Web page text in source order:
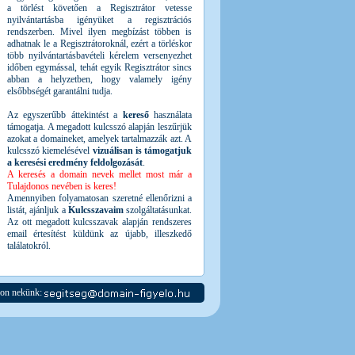
a törlést követően a Regisztrátor vetesse
nyilvántartásba igényüket a regisztrációs
rendszerben. Mivel ilyen megbízást többen is
adhatnak le a Regisztrátoroknál, ezért a törléskor
több nyilvántartásbavételi kérelem versenyezhet
időben egymással, tehát egyik Regisztrátor sincs
abban a helyzetben, hogy valamely igény
elsőbbségét garantálni tudja.
Az egyszerűbb áttekintést a keresőhasználata
támogatja. A megadott kulcsszó alapján leszűrjük
azokat a domaineket, amelyek tartalmazzák azt. A
kulcsszó kiemelésével vizuálisan is támogatjuk
a keresési eredmény feldolgozását.
A keresés a domain nevek mellet most már a
Tulajdonos nevében is keres!
Amennyiben folyamatosan szeretné ellenőrizni a
listát, ajánljuk a Kulcsszavaimszolgáltatásunkat.
Az ott megadott kulcsszavak alapján rendszeres
email értesítést küldünk az újabb, illeszkedő
találatokról.
nekünk: